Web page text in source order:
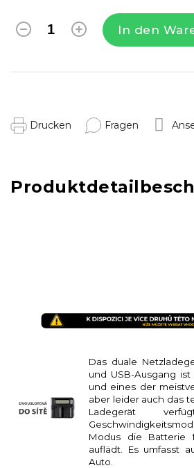
In den
Drucken Fragen
Das duale
und USB-Ausgang
und eines der
aber leider auch das
Ladegerät
Modus die Batterie
auflädt. Es umfasst
Auto.